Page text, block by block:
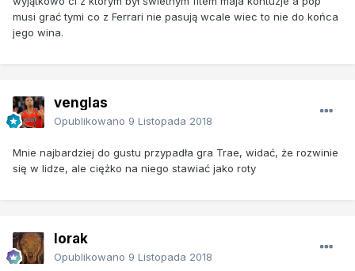
musi grać tymi co z Ferrari nie pasują wcale wiec to nie do końca
jego wina.
venglas
Opublikowano 9 Listopada 2018
Mnie najbardziej do gustu przypadła gra Trae, widać, że rozwinie
się w lidze, ale ciężko na niego stawiać jako roty
lorak
Opublikowano 9 Listopada 2018